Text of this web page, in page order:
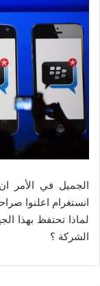
الجميل في الأمر
انستغرام اعلنوا
الشركة ؟